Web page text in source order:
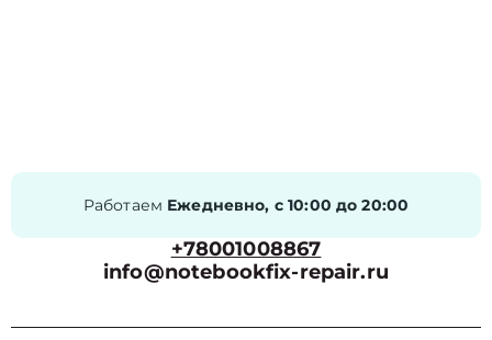
Работаем Ежедневно, с 10:00 до 20:00
+78001008867
info@notebookfix-repair.ru